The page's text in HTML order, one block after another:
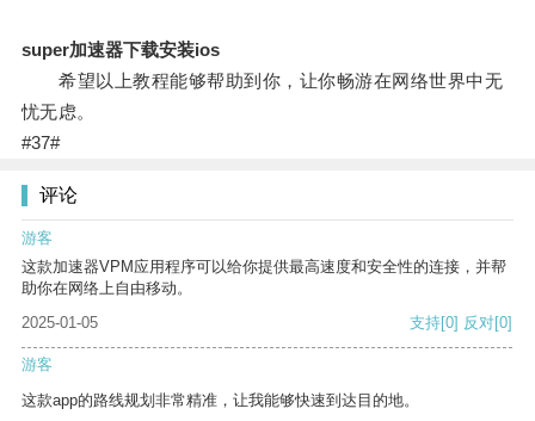
super加速器下载安装ios
希望以上教程能够帮助到你，让你畅游在网络世界中无
忧无虑。
#37#
评论
游客
这款加速器VPM应用程序可以给你提供最高速度和安全性的连接，并帮
助你在网络上自由移动。
2025-01-05
支持[0] 反对[0]
游客
这款app的路线规划非常精准，让我能够快速到达目的地。